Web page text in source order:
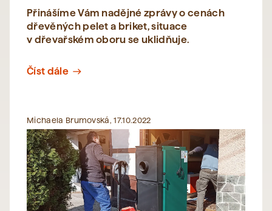
Přinášíme Vám nadějné zprávy o cenách
dřevěných pelet a briket, situace
v dřevařském oboru se uklidňuje.
Číst dále east
Michaela Brumovská, 17.10.2022